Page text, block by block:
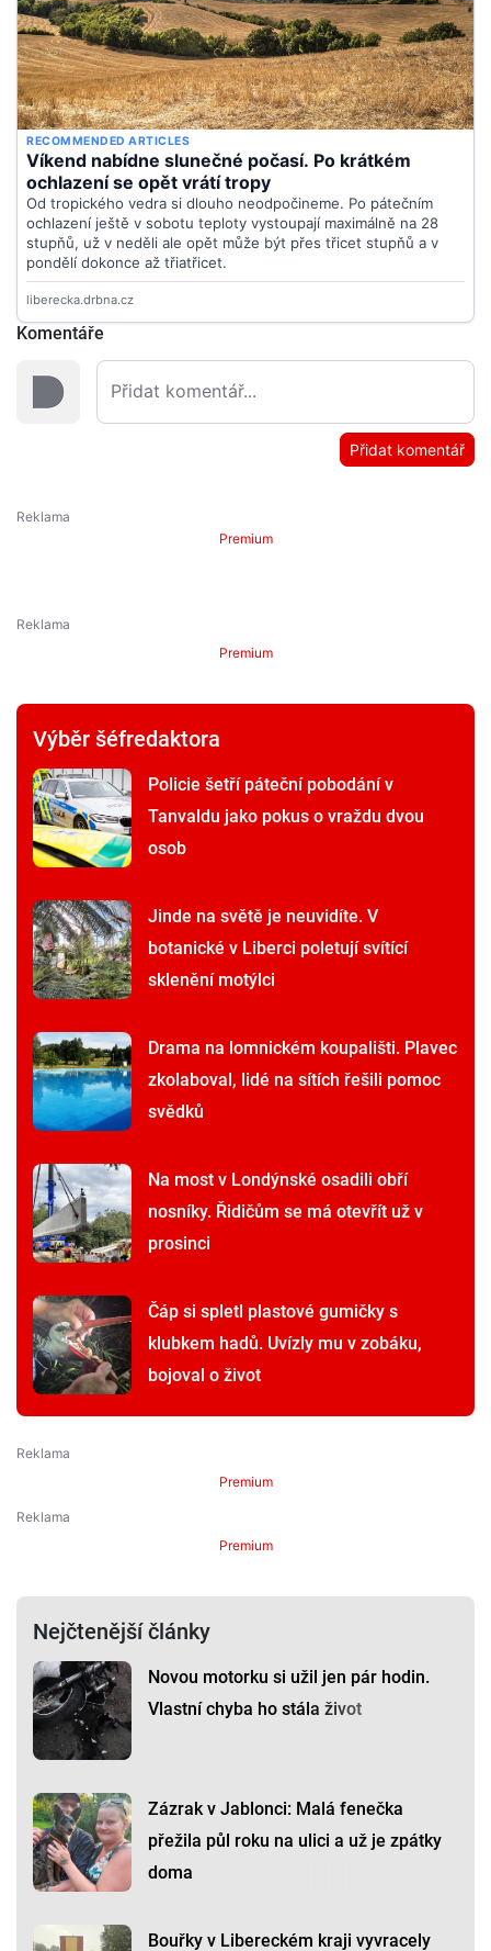
Komentáře
Přidat komentář
Premium
Premium
Výběr šéfredaktora
Policie šetří páteční pobodání v
Tanvaldu jako pokus o vraždu dvou
osob
Jinde na světě je neuvidíte. V
botanické v Liberci poletují svítící
sklenění motýlci
Drama na lomnickém koupališti. Plavec
zkolaboval, lidé na sítích řešili pomoc
svědků
Na most v Londýnské osadili obří
nosníky. Řidičům se má otevřít už v
prosinci
Čáp si spletl plastové gumičky s
klubkem hadů. Uvízly mu v zobáku,
bojoval o život
Premium
Premium
Nejčtenější články
Novou motorku si užil jen pár hodin.
Vlastní chyba ho stála život
Zázrak v Jablonci: Malá fenečka
přežila půl roku na ulici a už je zpátky
doma
Bouřky v Libereckém kraji vyvracely